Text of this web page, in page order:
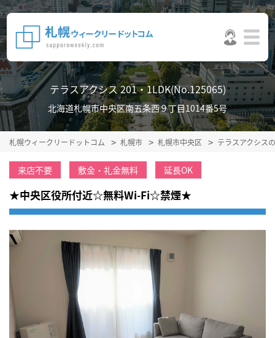
テラスアクシス 201・1LDK(No.125065)
北海道札幌市中央区南五条西９丁目1014番5号
札幌ウィークリードットコム 札幌市 札幌市中央区 テラスアクシス
来店不要 敷金・礼金無料 延長OK
★中央区役所付近☆無料Wi-Fi☆禁煙★